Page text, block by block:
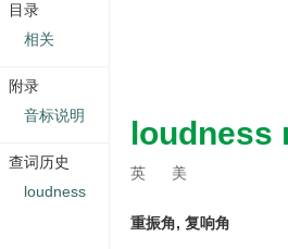
loudness
英 美
重振角, 复响角
目录
相关
附录
音标说明
查词历史
loudness